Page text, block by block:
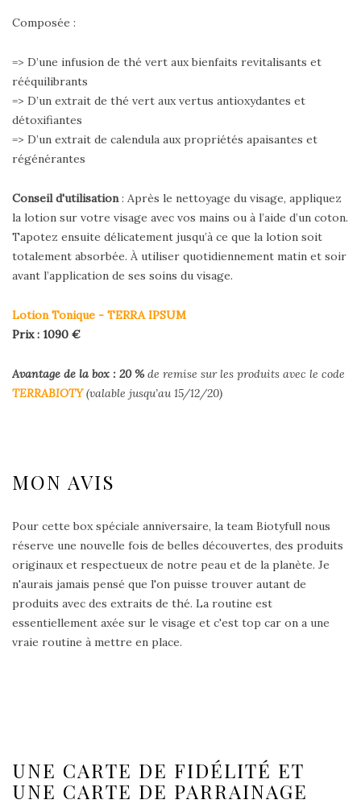
Composée :
=> D’une infusion de thé vert aux bienfaits revitalisants et
rééquilibrants
=> D’un extrait de thé vert aux vertus antioxydantes et
détoxifiantes
=> D’un extrait de calendula aux propriétés apaisantes et
régénérantes
Conseil d'utilisation : Après le nettoyage du visage, appliquez
la lotion sur votre visage avec vos mains ou à l’aide d’un coton.
Tapotez ensuite délicatement jusqu’à ce que la lotion soit
totalement absorbée. À utiliser quotidiennement matin et soir
avant l’application de ses soins du visage.
Lotion Tonique - TERRA IPSUM
Prix : 1090 €
Avantage de la box : 20%de remise sur les produits avec le code
TERRABIOTY(valable jusqu’au 15/12/20)
MON AVIS
Pour cette box spéciale anniversaire, la team Biotyfull nous
réserve une nouvelle fois de belles découvertes, des produits
originaux et respectueux de notre peau et de la planète. Je
n'aurais jamais pensé que l'on puisse trouver autant de
produits avec des extraits de thé. La routine est
essentiellement axée sur le visage et c'est top car on a une
vraie routine à mettre en place.
UNE CARTE DE FIDÉLITÉ ET
UNE CARTE DE PARRAINAGE